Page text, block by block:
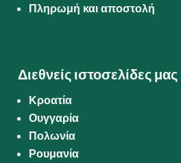
Πληρωμή και αποστολή
Διεθνείς ιστοσελίδες μας
Κροατία
Ουγγαρία
Πολωνία
Ρουμανία